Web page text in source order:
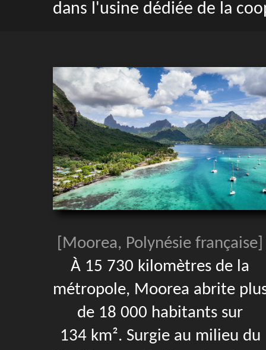
dans l'usine dédiée de la
[Moorea, Polynésie française]
À 15 730 kilomètres de la
métropole, Moorea abrite
de 18 000 habitants sur
134 km². Surgie au milieu du